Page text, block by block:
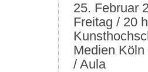
25. Februar
Freitag / 20 h
Medien Köln
/ Aula